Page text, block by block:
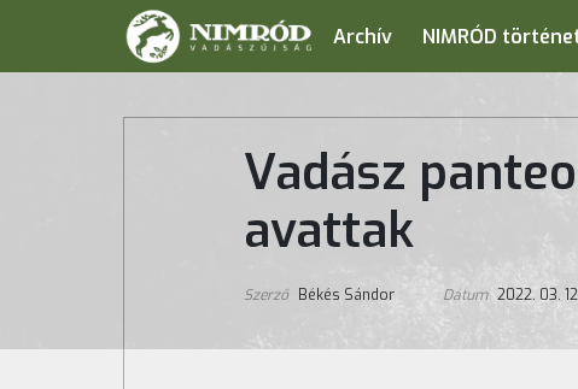
Archív NIMRÓD
Vadász
avattak
Szerző Békés Sándor Dátum 2022. 03. 12